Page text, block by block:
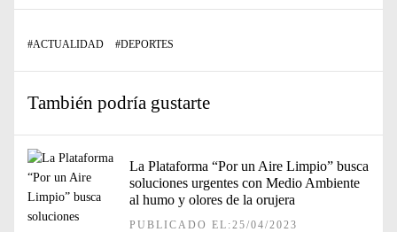
#ACTUALIDAD #DEPORTES
También podría gustarte
La Plataforma “Por un Aire Limpio” busca
soluciones urgentes con Medio Ambiente
al humo y olores de la orujera
PUBLICADO EL:25/04/2023